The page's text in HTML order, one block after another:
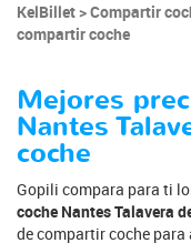
KelBillet Compartir
compartir coche
Mejores
Nantes
coche
Gopili compara para ti
coche Nantes Talavera
de compartir coche